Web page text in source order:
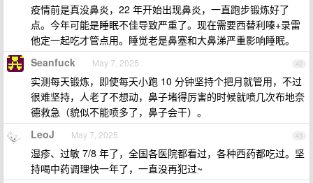
疫情前是真没鼻炎，22 年开始出现鼻炎，一直跑步锻炼好了
点。今年可能是睡眠不佳导致严重了。现在需要西替利嗪+录雷
他定一起吃才管点用。睡觉老是鼻塞和大鼻涕严重影响睡眠。
42
Seanfuck May 7, 2025
实测每天锻炼，即使每天小跑 10 分钟坚持个把月就管用，不过
很难坚持，人老了不想动，鼻子堵得厉害的时候就喷几次布地奈
德救急（貌似不能喷多了，鼻子会干）。
43
LeoJ May 7, 2025
湿疹、过敏 7/8 年了，全国各医院都看过，各种西药都吃过。坚
持喝中药调理快一年了，一直没再犯过~